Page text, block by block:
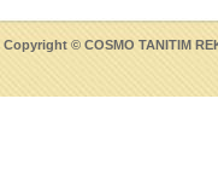
Copyright © COSMO TANITIM